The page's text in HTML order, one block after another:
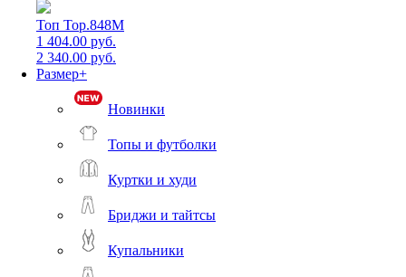
Топ Top.848M
1 404.00 руб.
2 340.00 руб.
Размер+
Новинки
Топы и футболки
Куртки и худи
Бриджи и тайтсы
Купальники